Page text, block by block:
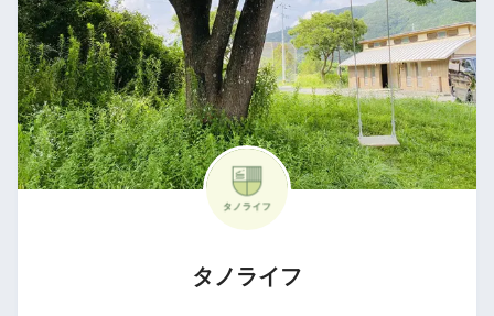
タノライフ